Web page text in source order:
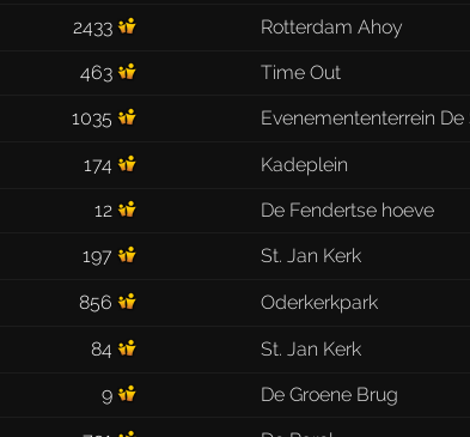
2433 Rotterdam Ahoy
463 Time Out
1035 Evenemententerrein De
174 Kadeplein
12 De Fendertse hoeve
197 St. Jan Kerk
856 Oderkerkpark
84 St. Jan Kerk
9 De Groene Brug